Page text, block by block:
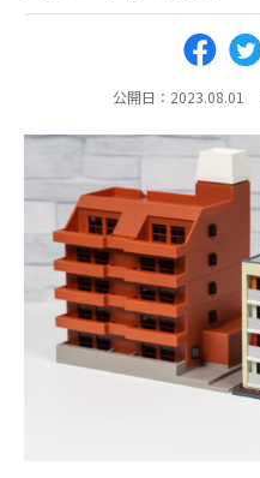
公開日：2023.08.01